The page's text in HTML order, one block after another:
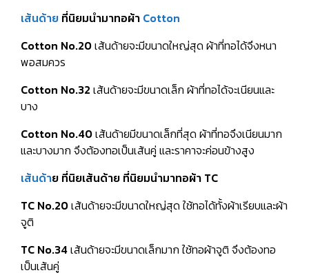
เส้นด้าย ที่นิยมนำมาทอผ้า Cotton
Cotton No.20เส้นด้ายจะมีขนาดใหญ่สุด ผ้าที่ทอได้จึงหนา
พอสมควร
Cotton No.32 เส้นด้ายจะมีขนาดเล็ก ผ้าที่ทอได้จะเนียนและ
บาง
Cotton No.40เส้นด้ายมีขนาดเล็กที่สุด ผ้าที่ทอจึงเนียนมาก
และบางมาก จึงต้องทอเป็นเส้นคู่ และราคาจะค่อนข้างสูง
เส้นด้าย ที่นิยเส้นด้าย ที่นิยมนำมาทอผ้า TC
TC No.20เส้นด้ายจะมีขนาดใหญ่สุด ใช้ทอได้ทั้งผ้าเรียบและผ้า
จูติ
TC No.34เส้นด้ายจะมีขนาดเล็กมาก ใช้ทอผ้าจูติ จึงต้องทอ
เป็นเส้นคู่